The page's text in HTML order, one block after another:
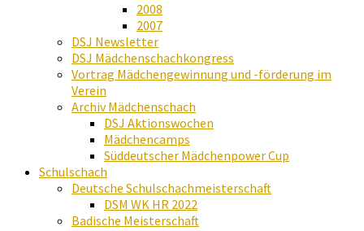
2008
2007
DSJ Newsletter
DSJ Mädchenschachkongress
Vortrag Mädchengewinnung und -förderung im
Verein
Archiv Mädchenschach
DSJ Aktionswochen
Mädchencamps
Süddeutscher Mädchenpower Cup
Schulschach
Deutsche Schulschachmeisterschaft
DSM WK HR 2022
Badische Meisterschaft